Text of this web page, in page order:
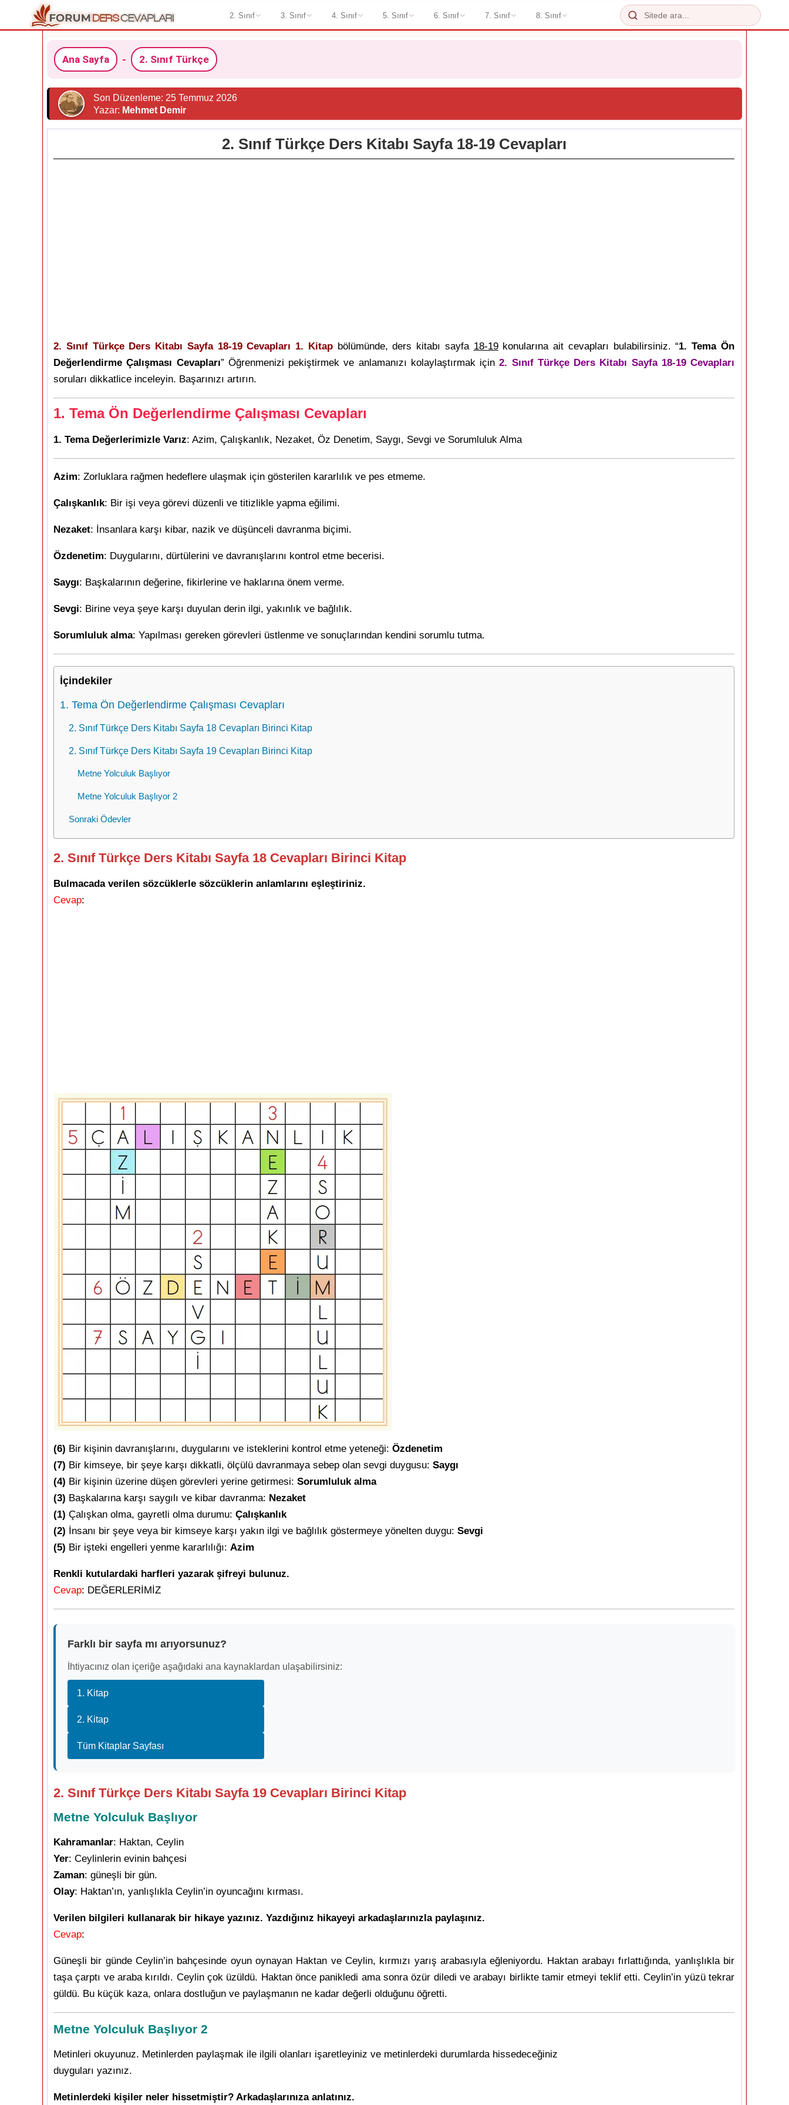
2. Sınıf 3. Sınıf 4. Sınıf 5. Sınıf 6. Sınıf 7. Sınıf 8. Sınıf
Ana Sayfa - 2. Sınıf Türkçe
Son Düzenleme: 25 Temmuz 2026
Yazar: Mehmet Demir
2. Sınıf Türkçe Ders Kitabı Sayfa 18-19 Cevapları
2. Sınıf Türkçe Ders Kitabı Sayfa 18-19 Cevapları 1. Kitapbölümünde, ders kitabı sayfa 18-19konularına ait cevapları bulabilirsiniz. “1. Tema Ön
Değerlendirme Çalışması Cevapları” Öğrenmenizi pekiştirmek ve anlamanızı kolaylaştırmak için2. Sınıf Türkçe Ders Kitabı Sayfa 18-19 Cevapları
soruları dikkatlice inceleyin. Başarınızı artırın.
1. Tema Ön Değerlendirme Çalışması Cevapları
1. Tema Değerlerimizle Varız: Azim, Çalışkanlık, Nezaket, Öz Denetim, Saygı, Sevgi ve Sorumluluk Alma
Azim: Zorluklara rağmen hedeflere ulaşmak için gösterilen kararlılık ve pes etmeme.
Çalışkanlık: Bir işi veya görevi düzenli ve titizlikle yapma eğilimi.
Nezaket: İnsanlara karşı kibar, nazik ve düşünceli davranma biçimi.
Özdenetim: Duygularını, dürtülerini ve davranışlarını kontrol etme becerisi.
Saygı: Başkalarının değerine, fikirlerine ve haklarına önem verme.
Sevgi: Birine veya şeye karşı duyulan derin ilgi, yakınlık ve bağlılık.
Sorumluluk alma: Yapılması gereken görevleri üstlenme ve sonuçlarından kendini sorumlu tutma.
İçindekiler
1. Tema Ön Değerlendirme Çalışması Cevapları
2. Sınıf Türkçe Ders Kitabı Sayfa 18 Cevapları Birinci Kitap
2. Sınıf Türkçe Ders Kitabı Sayfa 19 Cevapları Birinci Kitap
Metne Yolculuk Başlıyor
Metne Yolculuk Başlıyor 2
Sonraki Ödevler
2. Sınıf Türkçe Ders Kitabı Sayfa 18 Cevapları Birinci Kitap
Bulmacada verilen sözcüklerle sözcüklerin anlamlarını eşleştiriniz.
Cevap:
(6) Bir kişinin davranışlarını, duygularını ve isteklerini kontrol etme yeteneği: Özdenetim
(7) Bir kimseye, bir şeye karşı dikkatli, ölçülü davranmaya sebep olan sevgi duygusu: Saygı
(4) Bir kişinin üzerine düşen görevleri yerine getirmesi: Sorumluluk alma
(3) Başkalarına karşı saygılı ve kibar davranma: Nezaket
(1) Çalışkan olma, gayretli olma durumu: Çalışkanlık
(2) İnsanı bir şeye veya bir kimseye karşı yakın ilgi ve bağlılık göstermeye yönelten duygu: Sevgi
(5) Bir işteki engelleri yenme kararlılığı: Azim
Renkli kutulardaki harfleri yazarak şifreyi bulunuz.
Cevap: DEĞERLERİMİZ
Farklı bir sayfa mı arıyorsunuz?
İhtiyacınız olan içeriğe aşağıdaki ana kaynaklardan ulaşabilirsiniz:
1. Kitap
2. Kitap
Tüm Kitaplar Sayfası
2. Sınıf Türkçe Ders Kitabı Sayfa 19 Cevapları Birinci Kitap
Metne Yolculuk Başlıyor
Kahramanlar: Haktan, Ceylin
Yer: Ceylinlerin evinin bahçesi
Zaman: güneşli bir gün.
Olay: Haktan’ın, yanlışlıkla Ceylin’in oyuncağını kırması.
Verilen bilgileri kullanarak bir hikaye yazınız. Yazdığınız hikayeyi arkadaşlarınızla paylaşınız.
Cevap:
Güneşli bir günde Ceylin’in bahçesinde oyun oynayan Haktan ve Ceylin, kırmızı yarış arabasıyla eğleniyordu. Haktan arabayı fırlattığında, yanlışlıkla bir
taşa çarptı ve araba kırıldı. Ceylin çok üzüldü. Haktan önce panikledi ama sonra özür diledi ve arabayı birlikte tamir etmeyi teklif etti. Ceylin’in yüzü tekrar
güldü. Bu küçük kaza, onlara dostluğun ve paylaşmanın ne kadar değerli olduğunu öğretti.
Metne Yolculuk Başlıyor 2
Metinleri okuyunuz. Metinlerden paylaşmak ile ilgili olanları işaretleyiniz ve metinlerdeki durumlarda hissedeceğiniz
duyguları yazınız.
Metinlerdeki kişiler neler hissetmiştir? Arkadaşlarınıza anlatınız.